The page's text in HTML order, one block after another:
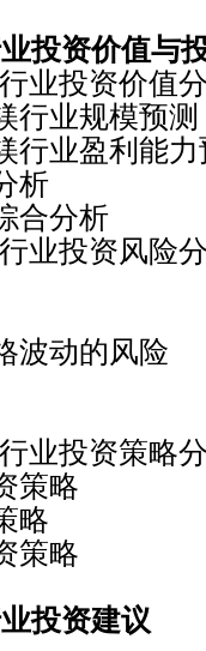
投资价值与
业投资价值
规模预测
盈利能力
析
分析
业投资风险
动的风险
业投资策略
略
略
投资建议